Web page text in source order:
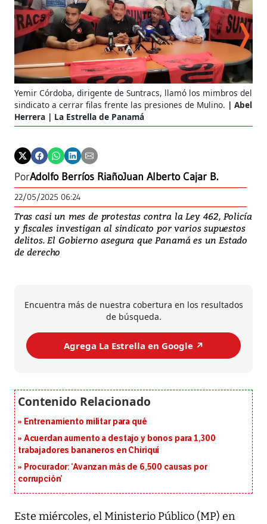
Yemir Córdoba, dirigente de Suntracs, llamó los mimbros del
sindicato a cerrar filas frente las presiones de Mulino.
Abel
Herrera | La Estrella de Panamá
PorAdolfo Berríos RiañoJuan Alberto Cajar B.
22/05/2025 06:24
Tras casi un mes de protestas contra la Ley 462, Policía
y fiscales investigan al sindicato por varios supuestos
delitos. El Gobierno asegura que Panamá es un Estado
de derecho
Encuentra más de nuestra cobertura en los resultados
de búsqueda.
Agrega La Estrella en Google ↗️
Entrenamiento militar para qué
Acuerdan aumento a destajo y bonos para 1,300
trabajadores bananeros en Chiriquí
Procurador: ‘Avanzan más de 6,500 causas por
corrupción’
Este miércoles, el Ministerio Público (MP) en